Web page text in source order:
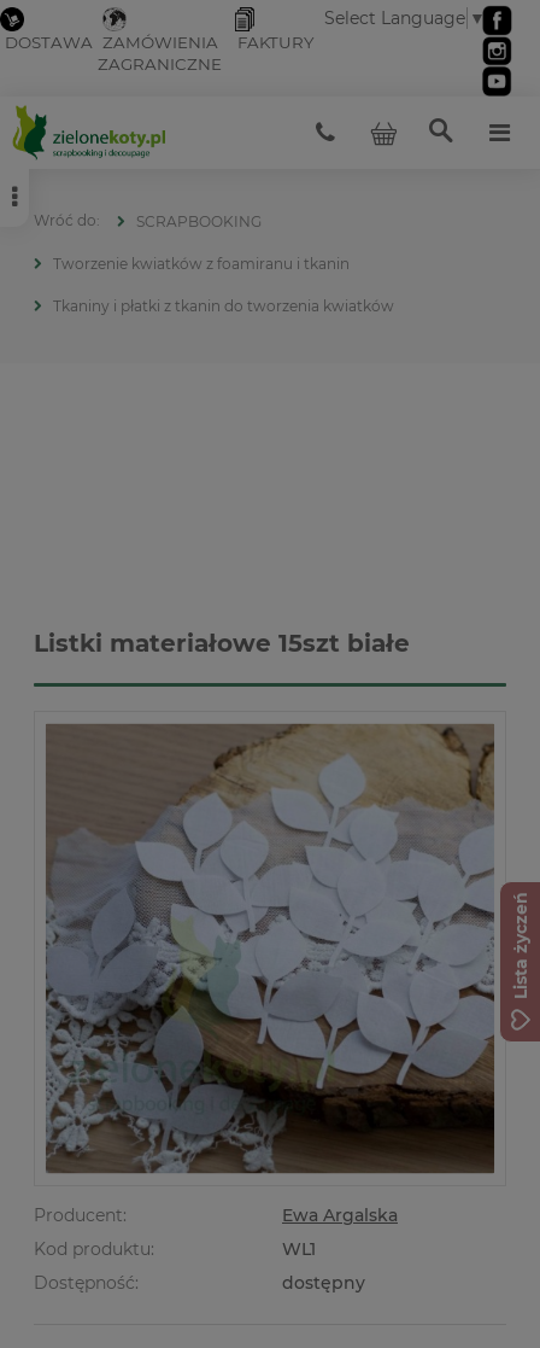
DOSTAWA ZAMÓWIENIA
ZAGRANICZNE
FAKTURY
Select Language ▼
SCRAPBOOKING
Tworzenie kwiatków z foamiranu i tkanin
Tkaniny i płatki z tkanin do tworzenia kwiatków
Listki materiałowe 15szt białe
Producent:
Ewa Argalska
Kod produktu:
WL1
Dostępność:
dostępny
Lista życzeń